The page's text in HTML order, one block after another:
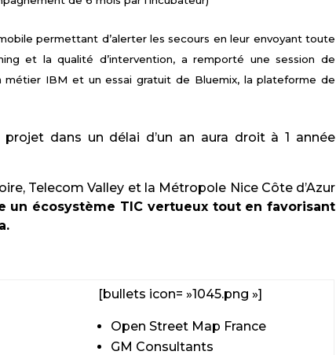
permettant d’alerter les secours en leur envoyant toute
et la qualité d’intervention, a remporté une session de
IBM et un essai gratuit de Bluemix, la plateforme de
dans un délai d’un an aura droit à 1 année
Telecom Valley et la Métropole Nice Côte d’Azur
un écosystème TIC vertueux tout en favorisant
[bullets icon= »1045.png »]
Open Street Map France
GM Consultants